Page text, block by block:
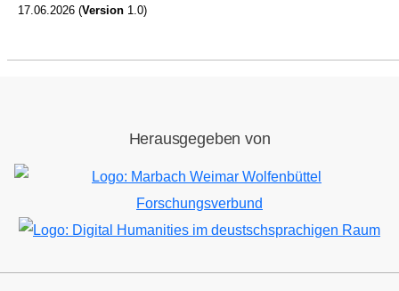
17.06.2026 (Version 1.0)
Herausgegeben von
Bild
Bild